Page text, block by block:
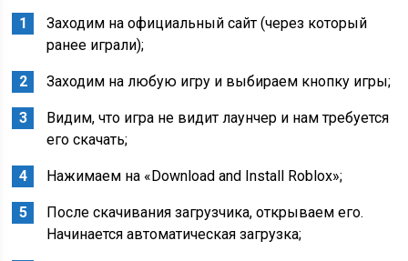
Заходим на официальный сайт (через который
ранее играли);
Заходим на любую игру и выбираем кнопку игры;
Видим, что игра не видит лаунчер и нам требуется
его скачать;
Нажимаем на «Download and Install Roblox»;
После скачивания загрузчика, открываем его.
Начинается автоматическая загрузка;